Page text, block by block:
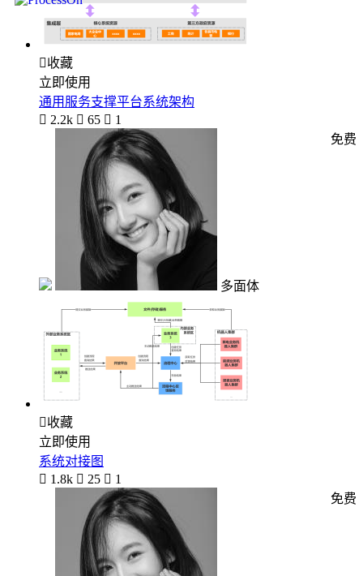
收藏
立即使用
通用服务支撑平台系统架构
 2.2k  65  1
多面体
免费
收藏
立即使用
系统对接图
 1.8k  25  1
免费